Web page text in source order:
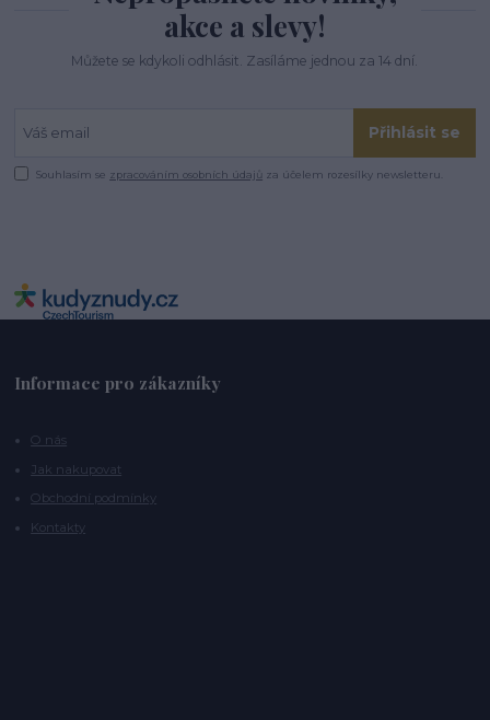
akce a slevy!
Můžete se kdykoli odhlásit. Zasíláme jednou za 14 dní.
Přihlásit se
Souhlasím se zpracováním osobních údajů za účelem rozesílky newsletteru.
Informace pro zákazníky
O nás
Jak nakupovat
Obchodní podmínky
Kontakty